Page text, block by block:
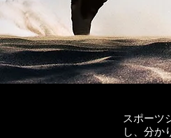
スポーツ
し、分か